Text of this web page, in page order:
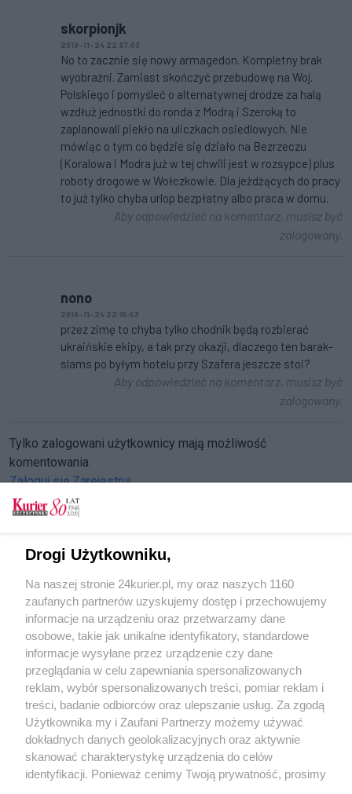
skorpionjk
2019-11-24 22:57:03
No to zacznie się nowy armagedon. Kompletny brak
wyobraźni. Zamiast skończyć przebudowę na Woj.
Polskiego i pomyśleć o alternatywnej drodze za halą
wzdłuż jednostki do ronda z Modrą i Szeroką to
zaplanowali piekło na uliczkach osiedlowych. Nie
mówiąc o tym co będzie się działo na Bezrzeczu
(Koralowa i Modra już w tej chwili jest w rozsypce) plus
roboty drogowe w Wołczkowie. Dla jeżdżących do pracy
to już tylko chyba urlop bezpłatny albo praca w domu.
Aby odpowiedzieć na komentarz, musisz być
zalogowany.
nono
2019-11-24 22:15:53
przez zimę to chyba tylko chodnik będą rozbierać
ukraińskie ekipy, a tak przy okazji, dlaczego ten barak-
slams po byłym hotelu przy Szafera jeszcze stoi?
Aby odpowiedzieć na komentarz, musisz być
zalogowany.
Tylko zalogowani użytkownicy mają możliwość
komentowania
Zaloguj sięZarejestruj
CZYTAJ TAKŻE
Ulicę Szafera zamkną w połowie. Blokady i
objazdy od poniedziałku
POGODA
24℃
Zobacz prognozę na 3 dni
Drogi Użytkowniku,
Na naszej stronie 24kurier.pl, my oraz naszych 1160
zaufanych partnerów uzyskujemy dostęp i przechowujemy
informacje na urządzeniu oraz przetwarzamy dane
osobowe, takie jak unikalne identyfikatory, standardowe
informacje wysyłane przez urządzenie czy dane
przeglądania w celu zapewniania spersonalizowanych
reklam, wybór spersonalizowanych treści, pomiar reklam i
treści, badanie odbiorców oraz ulepszanie usług. Za zgodą
Użytkownika my i Zaufani Partnerzy możemy używać
dokładnych danych geolokalizacyjnych oraz aktywnie
skanować charakterystykę urządzenia do celów
identyfikacji. Ponieważ cenimy Twoją prywatność, prosimy